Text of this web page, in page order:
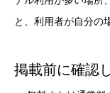
と、利用者が自分の
掲載前に確認